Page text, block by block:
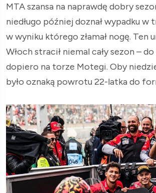
MTA szansa na naprawdę dobry
niedługo później doznał wypadku w
w wyniku którego złamał nogę. Ten
Włoch stracił niemal cały sezon –
dopiero na torze Motegi. Oby
było oznaką powrotu 22-latka do